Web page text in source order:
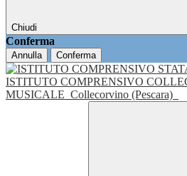
Chiudi
Conferma
Annulla Conferma
ISTITUTO COMPRENSIVO
MUSICALE Collecorvino (Pescara)